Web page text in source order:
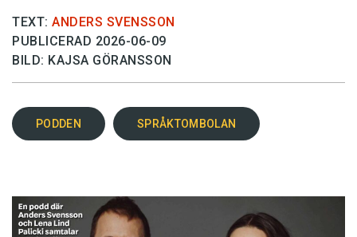
TEXT: ANDERS SVENSSON
PUBLICERAD 2026-06-09
BILD: KAJSA GÖRANSSON
PODDEN SPRÅKTOMBOLAN